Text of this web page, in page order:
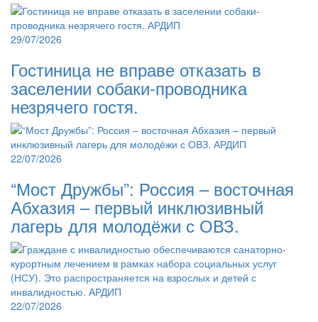
29/07/2026
Гостиница не вправе отказать в
заселении собаки-проводника
незрячего гостя.
22/07/2026
“Мост Дружбы”: Россия – восточная
Абхазия – первый инклюзивный
лагерь для молодёжи с ОВЗ.
22/07/2026